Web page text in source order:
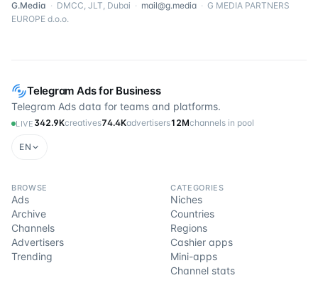
Telegram Ads for Business
Telegram Ads data for teams and platforms.
LIVE 342.9Kcreatives74.4Kadvertisers12Mchannels in pool
EN
BROWSE
Ads
Archive
Channels
Advertisers
Trending
CATEGORIES
Niches
Countries
Regions
Cashier apps
Mini-apps
Channel stats
G.Media · DMCC, JLT, Dubai · mail@g.media · G MEDIA PARTNERS
EUROPE d.o.o.